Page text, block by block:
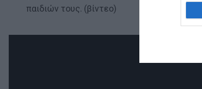
παιδιών τους. (βίντεο)